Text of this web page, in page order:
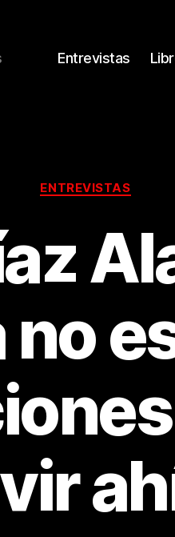
Entrevistas
Categorías
ENTREVISTAS